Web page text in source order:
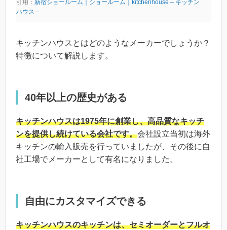
引用： 新宿ショールーム｜ショールーム｜kitchenhouse – キッチン
ハウス –
キッチンハウスとはどのようなメーカーでしょうか？
特徴について解説します。
40年以上の歴史がある
キッチンハウスは1975年に創業し、高品質なキッチ
ンを提供し続けている会社です。会社設立当初は海外
キッチンの輸入販売を行っていましたが、その後に自
社工場でメーカーとして有名になりました。
自由にカスタマイズできる
キッチンハウスのキッチンは、セミオーダーとフルオ